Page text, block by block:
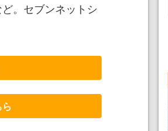
。セブンネットシ